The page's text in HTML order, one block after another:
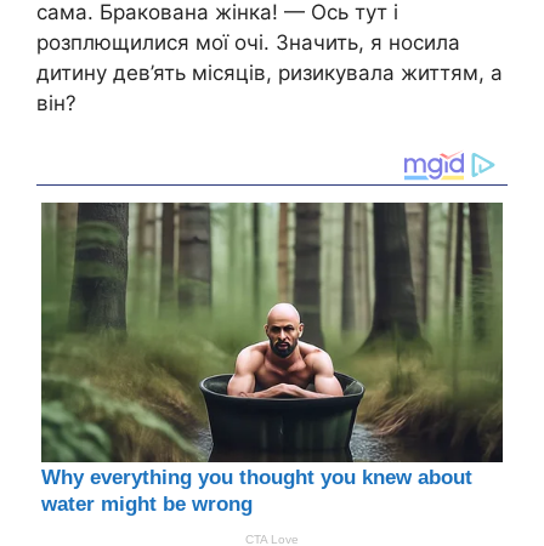
сама. Бракована жінка! — Ось тут і
розплющилися мої очі. Значить, я носила
дитину дев’ять місяців, ризикувала життям, а
він?